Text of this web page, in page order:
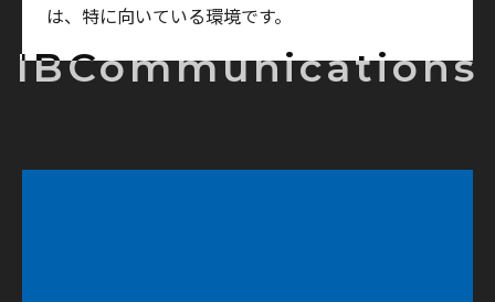
は、特に向いている環境です。